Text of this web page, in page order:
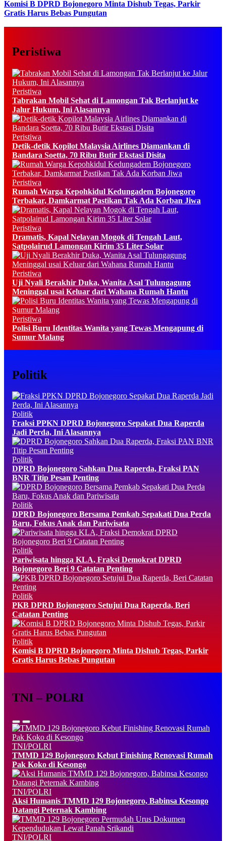
Komisi B DPRD Bojonegoro Minta Dishub Tegas, Parkir
Gratis Harus Bebas Pungutan
Peristiwa
Peristiwa
Tabrakan Mobil Sehat di Lamongan Tak Berlanjut ke
Jalur Hukum, Ini Alasannya
Peristiwa
Detik-detik Kopilot Malaysia Airlines Diamankan di
Bandara Soetta, 70 Ribu Butir Ekstasi Disita
Peristiwa
Rumah Warga Kepohkidul Kedungadem Bojonegoro
Terbakar, Damkarmat Pastikan Tak Ada Korban Jiwa
Peristiwa
Dramatis, Kapal Nelayan Mogok di Tengah Laut,
Satpolairud Lamongan Kirim 35 Liter Solar
Peristiwa
Uji Nyali Berakhir Duka, Wanita Asal Tulungagung
Meninggal usai Keluar dari Wahana Rumah Hantu
Peristiwa
Polisi Buru Identitas Wanita yang Tewas Mengapung di
Sumur Malang
Politik
Politik
Fraksi PPKN DPRD Bojonegoro Sepakat Dua Raperda
Jadi Perda, Ini Alasannya
Politik
DPRD Bojonegoro Sahkan Dua Raperda, Fraksi PAN
BNR Titip Pesan Penting
Politik
DPRD Bojonegoro Bersama Pemkab Sepakati Dua Perda
Baru, Fokus Anak dan Pariwisata
Politik
Pariwisata hingga KLA, Fraksi Demokrat DPRD
Bojonegoro Beri 9 Catatan Penting
Politik
PKB DPRD Bojonegoro Setujui Dua Raperda, Beri
Catatan Penting
Politik
Komisi B DPRD Bojonegoro Minta Dishub Tegas, Parkir
Gratis Harus Bebas Pungutan
TNI – POLRI
TNI/POLRI
TMMD 129 Bojonegoro Kebut Finishing Renovasi Rumah
Pak Koko di Kesongo
TNI/POLRI
Aksi Humanis TMMD 129 Bojonegoro, Babinsa Kesongo
Datangi Peternak Kambing
TNI/POLRI